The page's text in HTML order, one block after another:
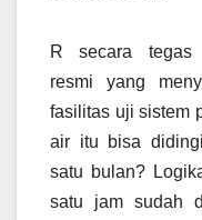
R secara tegas
resmi yang
fasilitas uji sistem
air itu bisa
satu bulan?
satu jam sudah